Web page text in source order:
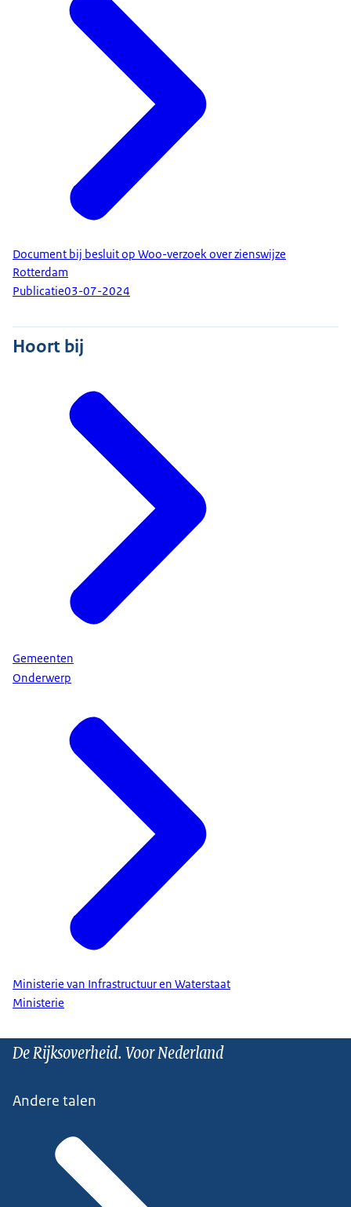
Document bij besluit op Woo-verzoek over zienswijze
Rotterdam
Publicatie03-07-2024
Hoort bij
Gemeenten
Onderwerp
Ministerie van Infrastructuur en Waterstaat
Ministerie
De Rijksoverheid. Voor Nederland
Andere talen